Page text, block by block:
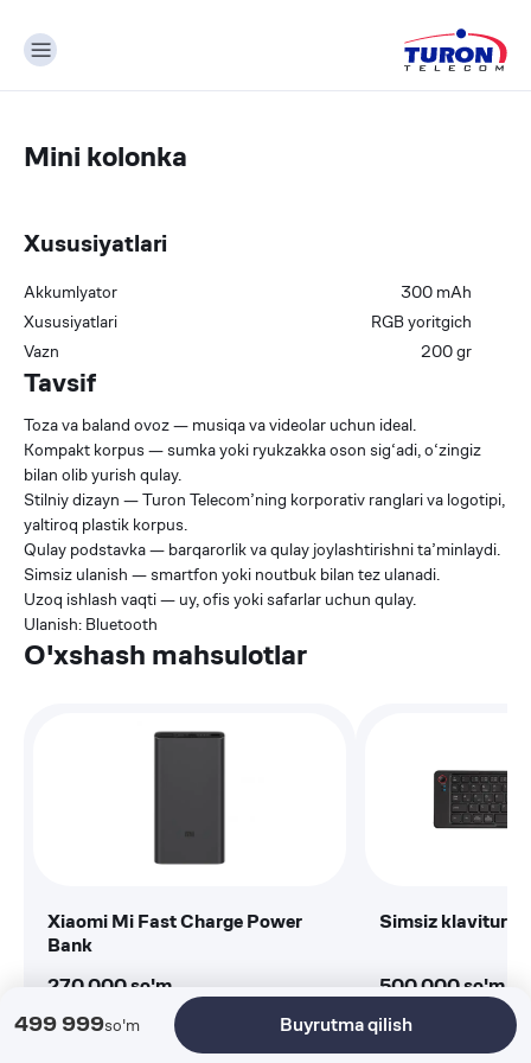
Mini kolonka
Xususiyatlari
Akkumlyator 300 mAh
Xususiyatlari
RGB yoritgich
Vazn
200gr
499 999so'm Buyrutma qilish
Tavsif
Toza va baland ovoz — musiqa va videolar uchun ideal.
Kompakt korpus — sumka yoki ryukzakka oson sig‘adi, o‘zingiz
bilan olib yurish qulay.
Stilniy dizayn — Turon Telecom’ning korporativ ranglari va logotipi,
yaltiroq plastik korpus.
Qulay podstavka — barqarorlik va qulay joylashtirishni ta’minlaydi.
Simsiz ulanish — smartfon yoki noutbuk bilan tez ulanadi.
Uzoq ishlash vaqti — uy, ofis yoki safarlar uchun qulay.
Ulanish: Bluetooth
O'xshash mahsulotlar
Xiaomi Mi Fast Charge Power
Bank
270 000so'm
Buyurtma qilish
Simsiz klavitura,
500 000so'm